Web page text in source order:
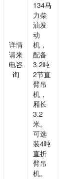
详情
请来
电咨
询
134马
力柴
油发
动
机，
配备
3.2吨
2节直
臂吊
机，
厢长
3.2
米。
可选
装4吨
直折
臂吊
机。